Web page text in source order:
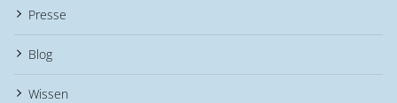
Presse
Blog
Wissen